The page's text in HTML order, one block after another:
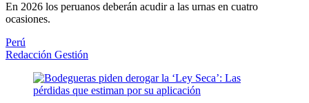
En 2026 los peruanos deberán acudir a las urnas en cuatro
ocasiones.
Perú
Redacción Gestión